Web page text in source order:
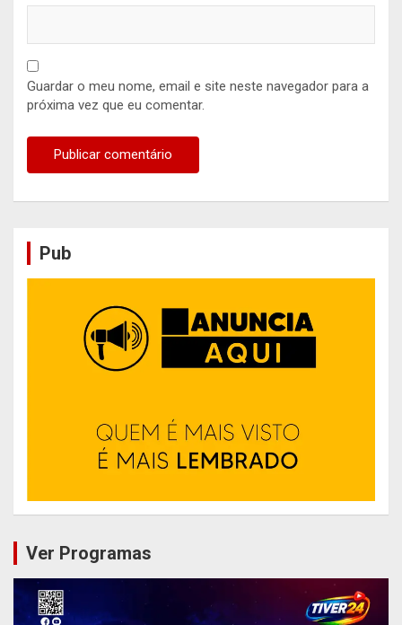
Guardar o meu nome, email e site neste navegador para a
próxima vez que eu comentar.
Pub
Ver Programas